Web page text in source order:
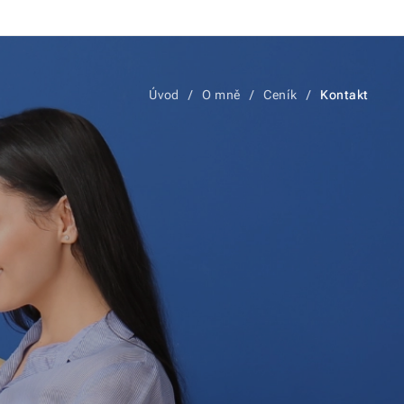
Úvod O mně Ceník Kontakt